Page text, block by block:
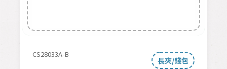
CS28033A-B
長夾/錢包